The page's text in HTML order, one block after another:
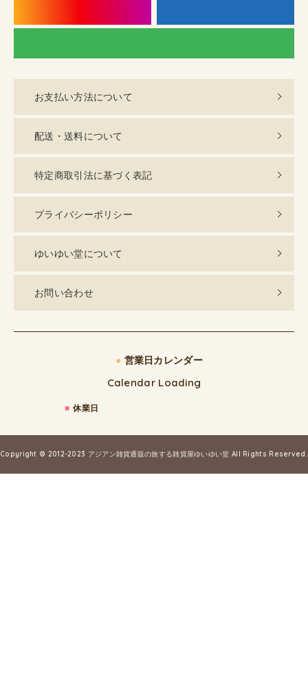
お支払い方法について
配送・送料について
特定商取引法に基づく表記
プライバシーポリシー
ゆいゆい堂について
お問い合わせ
● 営業日カレンダー
Calendar Loading
■ 休業日
Copyright © 2012-2023 アジアン雑貨通販の旅する雑貨屋ゆいゆい堂 All Rights Reserved.